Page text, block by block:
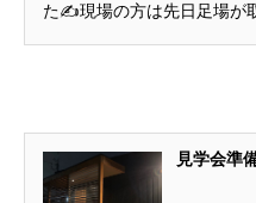
た✍️現場の方は先日足場が
見学会準